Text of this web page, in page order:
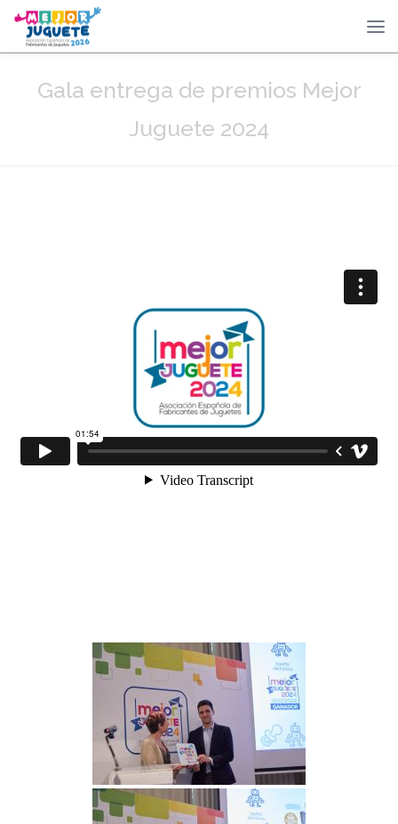
Gala entrega de premios Mejor
Juguete 2024